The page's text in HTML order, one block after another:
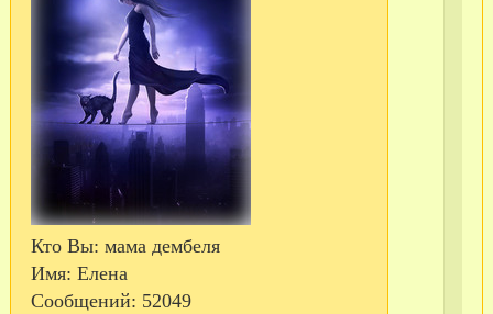
Кто Вы: мама дембеля
Имя: Елена
Сообщений: 52049